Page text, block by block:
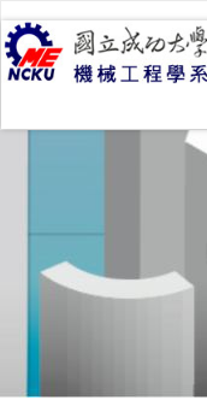
跳
到
主
要
容